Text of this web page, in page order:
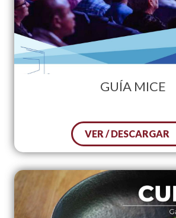
GUÍA MICE
VER / DESCARGAR